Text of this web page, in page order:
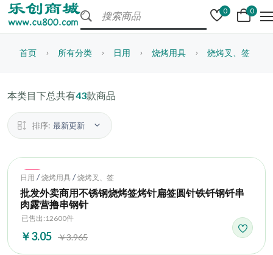
0 0
首页 所有分类 日用 烧烤用具 烧烤叉、签
本类目下总共有43款商品
排序: 最新更新
Hot
日用 / 烧烤用具 / 烧烤叉、签
批发外卖商用不锈钢烧烤签烤针扁签圆针铁钎钢钎串
肉露营撸串钢针
已售出:12600件
￥3.05 ￥3.965